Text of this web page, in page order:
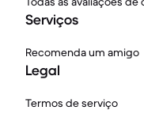
Serviços
Recomenda um amigo
Legal
Termos de serviço